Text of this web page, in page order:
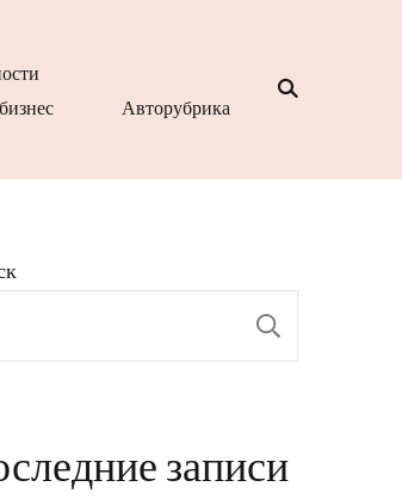
Авторубрика
записи